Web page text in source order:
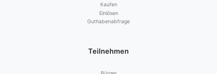
Kaufen
Einlösen
Guthabenabfrage
Teilnehmen